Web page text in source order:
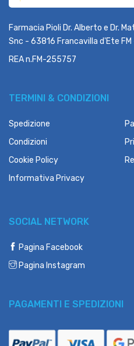
Farmacia Pioli Dr. Alberto e Dr.
Snc - 63816 Francavilla d'Ete
REA n.FM-255757
TERMINI & CONDIZIONI
Spedizione
Condizioni
Cookie Policy
Informativa Privacy
SOCIAL NETWORK
Pagina Facebook
Pagina Instagram
PAGAMENTI E SPEDIZIONI